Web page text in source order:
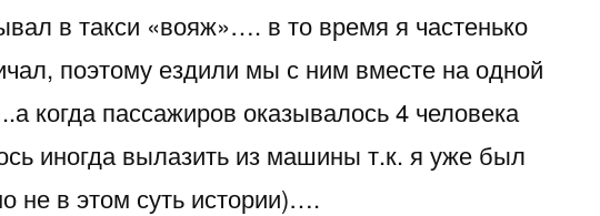
в такси «вояж»…. в то время я частенько
поэтому ездили мы с ним вместе на одной
когда пассажиров оказывалось 4 человека
иногда вылазить из машины т.к. я уже был
не в этом суть истории)….